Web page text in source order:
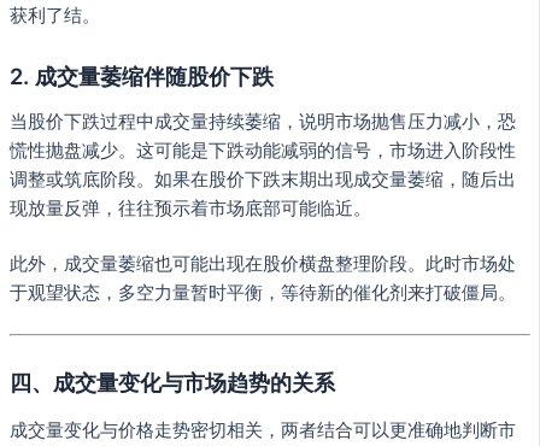
获利了结。
2. 成交量萎缩伴随股价下跌
当股价下跌过程中成交量持续萎缩，说明市场抛售压力减小，恐
慌性抛盘减少。这可能是下跌动能减弱的信号，市场进入阶段性
调整或筑底阶段。如果在股价下跌末期出现成交量萎缩，随后出
现放量反弹，往往预示着市场底部可能临近。
此外，成交量萎缩也可能出现在股价横盘整理阶段。此时市场处
于观望状态，多空力量暂时平衡，等待新的催化剂来打破僵局。
四、成交量变化与市场趋势的关系
成交量变化与价格走势密切相关，两者结合可以更准确地判断市